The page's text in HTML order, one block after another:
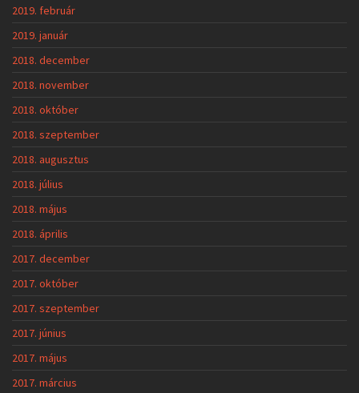
2019. február
2019. január
2018. december
2018. november
2018. október
2018. szeptember
2018. augusztus
2018. július
2018. május
2018. április
2017. december
2017. október
2017. szeptember
2017. június
2017. május
2017. március